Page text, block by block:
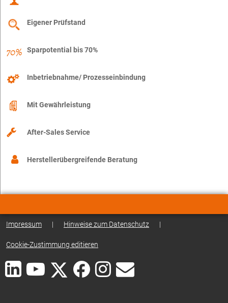
Eigener Prüfstand
Sparpotential bis 70%
Inbetriebnahme/ Prozesseinbindung
Mit Gewährleistung
After-Sales Service
Herstellerübergreifende Beratung
Impressum | Hinweise zum Datenschutz |
Cookie-Zustimmung editieren